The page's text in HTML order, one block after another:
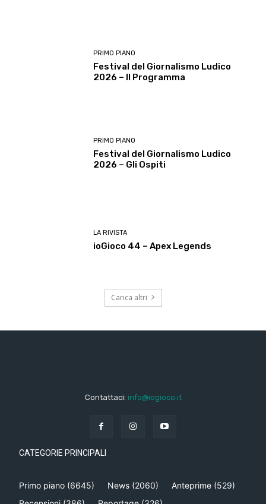
PRIMO PIANO
Festival del Giornalismo Ludico
2026 – Il Programma
PRIMO PIANO
Festival del Giornalismo Ludico
2026 – Gli Ospiti
LA RIVISTA
ioGioco 44 – Apex Legends
Carica altri
Contattaci: info@iogioco.it
CATEGORIE PRINCIPALI
Primo piano (6645) News (2060) Anteprime (529)